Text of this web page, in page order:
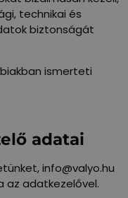
technikai és
biztonságát
ismerteti
adatai
info@valyo.hu
az adatkezelővel.